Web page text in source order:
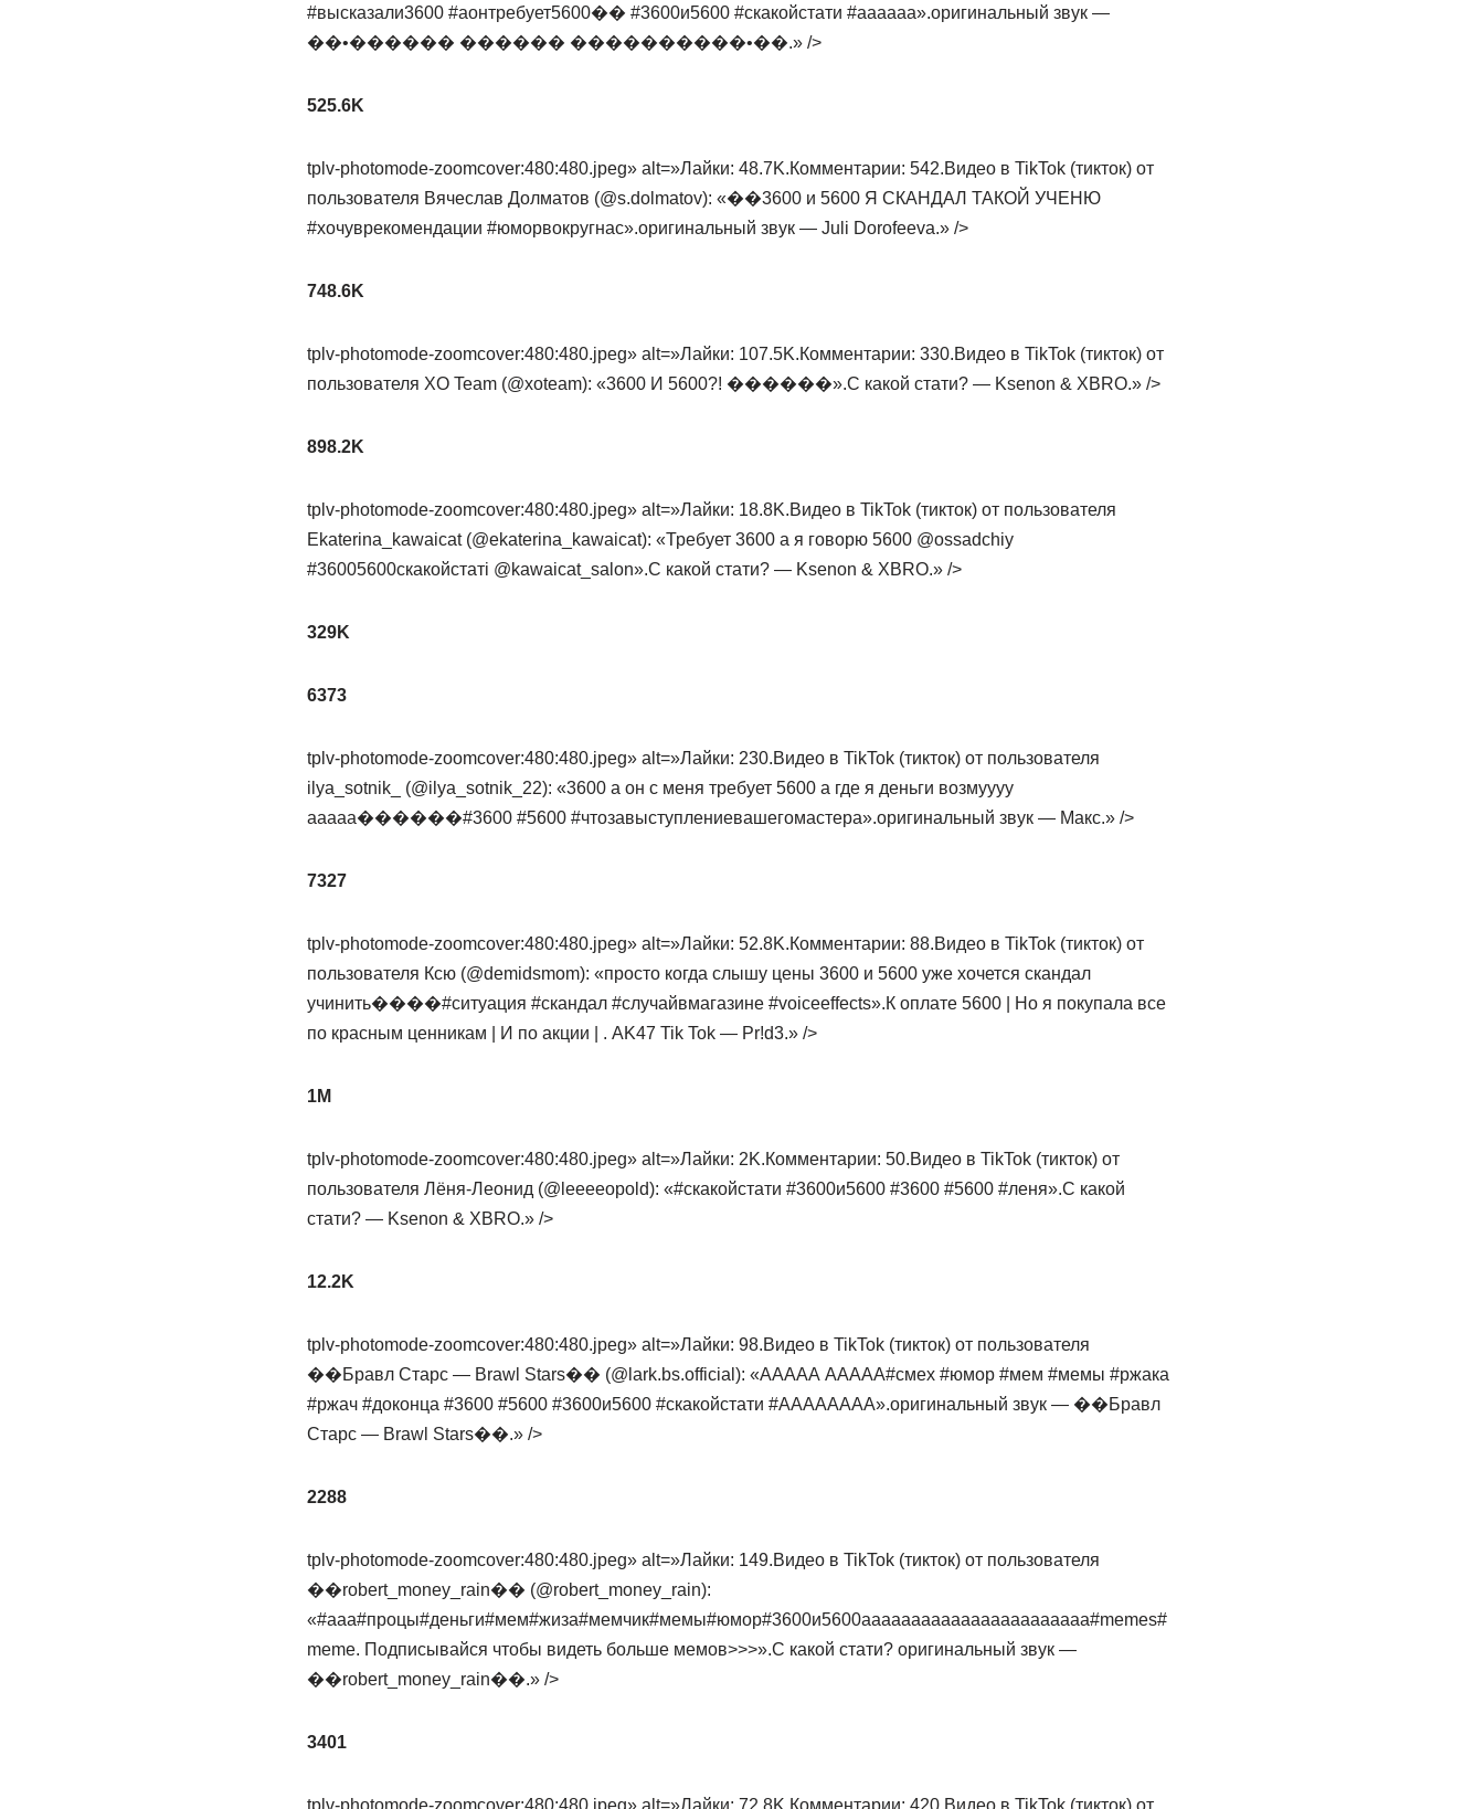
#высказали3600 #аонтребует5600�� #3600и5600 #скакойстати #аааааа».оригинальный звук —
��•������ ������ ����������•��.» />
525.6K
tplv-photomode-zoomcover:480:480.jpeg» alt=»Лайки: 48.7K.Комментарии: 542.Видео в TikTok (тикток) от
пользователя Вячеслав Долматов (@s.dolmatov): «��3600 и 5600 Я СКАНДАЛ ТАКОЙ УЧЕНЮ
#хочуврекомендации #юморвокругнас».оригинальный звук — Juli Dorofeeva.» />
748.6K
tplv-photomode-zoomcover:480:480.jpeg» alt=»Лайки: 107.5K.Комментарии: 330.Видео в TikTok (тикток) от
пользователя XO Team (@xoteam): «3600 И 5600?! ������».С какой стати? — Ksenon & XBRO.» />
898.2K
tplv-photomode-zoomcover:480:480.jpeg» alt=»Лайки: 18.8K.Видео в TikTok (тикток) от пользователя
Ekaterina_kawaicat (@ekaterina_kawaicat): «Требует 3600 а я говорю 5600 @ossadchiy
#36005600скакойстаті @kawaicat_salon».С какой стати? — Ksenon & XBRO.» />
329K
6373
tplv-photomode-zoomcover:480:480.jpeg» alt=»Лайки: 230.Видео в TikTok (тикток) от пользователя
ilya_sotnik_ (@ilya_sotnik_22): «3600 а он с меня требует 5600 а где я деньги возмуууу
ааааа������#3600 #5600 #чтозавыступлениевашегомастера».оригинальный звук — Макс.» />
7327
tplv-photomode-zoomcover:480:480.jpeg» alt=»Лайки: 52.8K.Комментарии: 88.Видео в TikTok (тикток) от
пользователя Ксю (@demidsmom): «просто когда слышу цены 3600 и 5600 уже хочется скандал
учинить����#ситуация #скандал #случайвмагазине #voiceeffects».К оплате 5600 | Но я покупала все
по красным ценникам | И по акции | . AK47 Tik Tok — Pr!d3.» />
1M
tplv-photomode-zoomcover:480:480.jpeg» alt=»Лайки: 2K.Комментарии: 50.Видео в TikTok (тикток) от
пользователя Лёня-Леонид (@leeeeopold): «#скакойстати #3600и5600 #3600 #5600 #леня».С какой
стати? — Ksenon & XBRO.» />
12.2K
tplv-photomode-zoomcover:480:480.jpeg» alt=»Лайки: 98.Видео в TikTok (тикток) от пользователя
��Бравл Старс — Brawl Stars�� (@lark.bs.official): «ААААА ААААА#смех #юмор #мем #мемы #ржака
#ржач #доконца #3600 #5600 #3600и5600 #скакойстати #АААААААА».оригинальный звук — ��Бравл
Старс — Brawl Stars��.» />
2288
tplv-photomode-zoomcover:480:480.jpeg» alt=»Лайки: 149.Видео в TikTok (тикток) от пользователя
��robert_money_rain�� (@robert_money_rain):
«#ааа#процы#деньги#мем#жиза#мемчик#мемы#юмор#3600и5600ааааааааааааааааааааааа#memes#
meme. Подписывайся чтобы видеть больше мемов>>>».С какой стати? оригинальный звук —
��robert_money_rain��.» />
3401
tplv-photomode-zoomcover:480:480.jpeg» alt=»Лайки: 72.8K.Комментарии: 420.Видео в TikTok (тикток) от